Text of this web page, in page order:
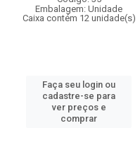
Embalagem: Unidade
Caixa contém 12 unidade(s)
Faça seu login ou
cadastre-se para
ver preços e
comprar